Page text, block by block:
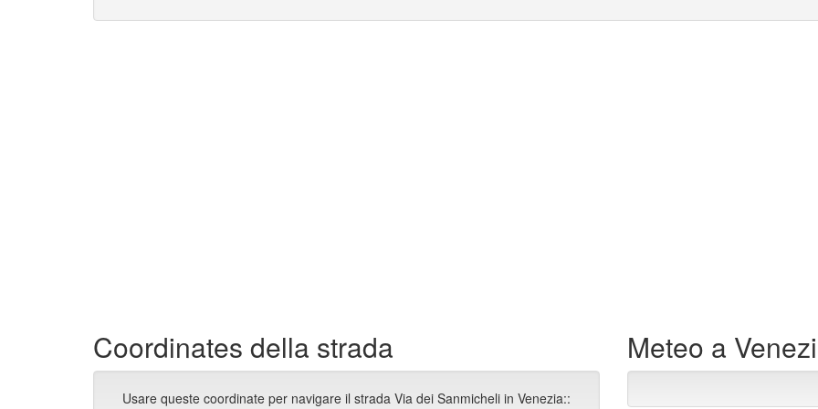
Coordinates della strada
Usare queste coordinate per navigare il strada Via dei Sanmicheli in Venezia::
Meteo a